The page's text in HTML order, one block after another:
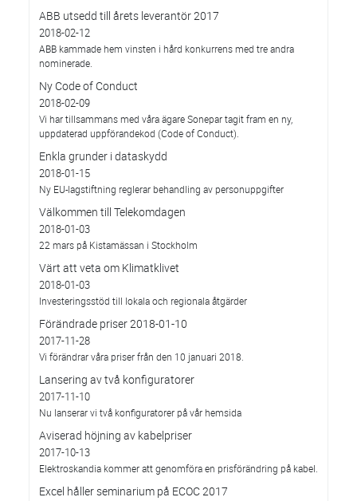
ABB utsedd till årets leverantör 2017
2018-02-12
ABB kammade hem vinsten i hård konkurrens med tre andra
nominerade.
Ny Code of Conduct
2018-02-09
Vi har tillsammans med våra ägare Sonepar tagit fram en ny,
uppdaterad uppförandekod (Code of Conduct).
Enkla grunder i dataskydd
2018-01-15
Ny EU-lagstiftning reglerar behandling av personuppgifter
Välkommen till Telekomdagen
2018-01-03
22 mars på Kistamässan i Stockholm
Värt att veta om Klimatklivet
2018-01-03
Investeringsstöd till lokala och regionala åtgärder
Förändrade priser 2018-01-10
2017-11-28
Vi förändrar våra priser från den 10 januari 2018.
Lansering av två konfiguratorer
2017-11-10
Nu lanserar vi två konfiguratorer på vår hemsida
Aviserad höjning av kabelpriser
2017-10-13
Elektroskandia kommer att genomföra en prisförändring på kabel.
Excel håller seminarium på ECOC 2017